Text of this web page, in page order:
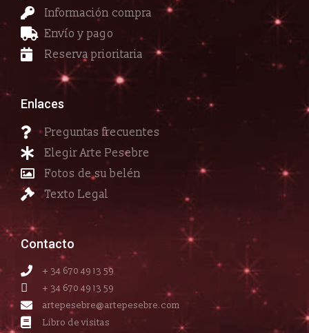
Información compra
Envío y pago
Reserva prioritaria
Enlaces
Preguntas frecuentes
Elegir Arte Pesebre
Fotos de su belén
Texto Legal
Contacto
+ 34 670 49 13 59
+ 34 670 49 13 59
artepesebre@artepesebre.com
Libro de visitas